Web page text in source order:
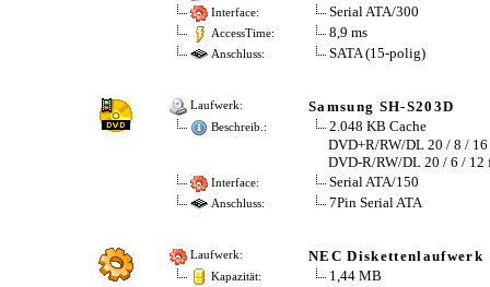
Interface: Serial ATA/300
AccessTime: 8,9 ms
Anschluss: SATA (15-polig)
Laufwerk: Samsung SH-S203D
Beschreib.:
2.048 KB Cache
DVD+R/RW/DL 20 / 8 / 16
DVD-R/RW/DL 20 / 6 / 12
Interface: Serial ATA/150
Anschluss: 7Pin Serial ATA
Laufwerk: NEC Diskettenlaufwerk
Kapazität: 1,44 MB